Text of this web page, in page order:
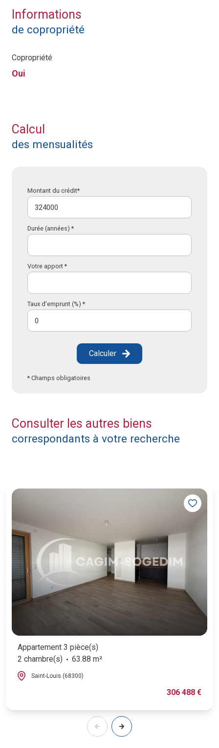
Informations
de copropriété
Copropriété
Oui
Calcul
des mensualités
Montant du crédit*
Durée (années) *
Votre apport *
Taux d'emprunt (%) *
Calculer
* Champs obligatoires
Consulter les autres biens
correspondants à votre recherche
Appartement 3 pièce(s)
2 chambre(s)
63.88 m²
Saint-Louis (68300)
306 488 €